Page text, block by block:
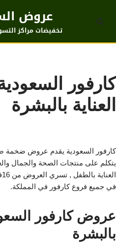
تخطى
عروض
تخفيضات مراكز
كارفور
العناية بالبشرة
كارفور السعودية يقدم عروض ضخمة
يتكلم على منتجات الصحة والجمال
في جميع فروع كارفور في المملكة.
عروض كارفور
بالبشرة